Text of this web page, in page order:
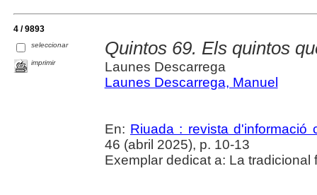
4 / 9893
seleccionar
imprimir
Quintos 69. Els quintos
Launes Descarrega
Launes Descarrega, Manuel
En: Riuada : revista d'informació
46 (abril 2025), p. 10-13
Exemplar dedicat a: La